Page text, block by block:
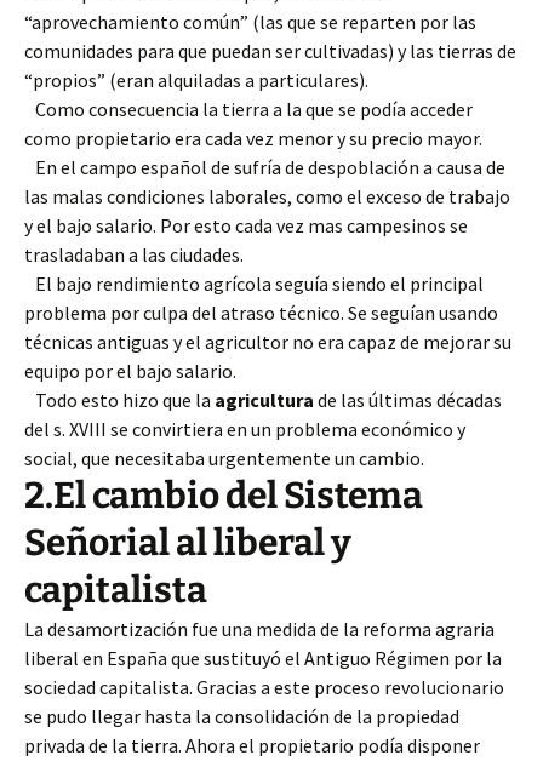
“aprovechamiento común” (las que se reparten por las
comunidades para que puedan ser cultivadas) y las tierras de
“propios” (eran alquiladas a particulares).
Como consecuencia la tierra a la que se podía acceder
como propietario era cada vez menor y su precio mayor.
En el campo español de sufría de despoblación a causa de
las malas condiciones laborales, como el exceso de trabajo
y el bajo salario. Por esto cada vez mas campesinos se
trasladaban a las ciudades.
El bajo rendimiento agrícola seguía siendo el principal
problema por culpa del atraso técnico. Se seguían usando
técnicas antiguas y el agricultor no era capaz de mejorar su
equipo por el bajo salario.
Todo esto hizo que la agricultura de las últimas décadas
del s. XVIII se convirtiera en un problema económico y
social, que necesitaba urgentemente un cambio.
2.El cambio del Sistema
Señorial al liberal y
capitalista
La desamortización fue una medida de la reforma agraria
liberal en España que sustituyó el Antiguo Régimen por la
sociedad capitalista. Gracias a este proceso revolucionario
se pudo llegar hasta la consolidación de la propiedad
privada de la tierra. Ahora el propietario podía disponer